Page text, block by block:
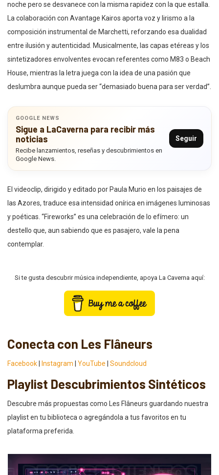
noche pero se desvanece con la misma rapidez con la que estalla.
La colaboración con Avantage Kairos aporta voz y lirismo a la
composición instrumental de Marchetti, reforzando esa dualidad
entre ilusión y autenticidad. Musicalmente, las capas etéreas y los
sintetizadores envolventes evocan referentes como M83 o Beach
House, mientras la letra juega con la idea de una pasión que
deslumbra aunque pueda ser “demasiado buena para ser verdad”.
GOOGLE NEWS
Sigue a LaCaverna para recibir más
noticias
Recibe lanzamientos, reseñas y descubrimientos en
Google News.
Seguir
El videoclip, dirigido y editado por Paula Murio en los paisajes de
las Azores, traduce esa intensidad onírica en imágenes luminosas
y poéticas. “Fireworks” es una celebración de lo efímero: un
destello que, aun sabiendo que es pasajero, vale la pena
contemplar.
Si te gusta descubrir música independiente, apoya La Caverna aquí:
Conecta con Les Flâneurs
Facebook Instagram YouTube Soundcloud
Playlist Descubrimientos Sintéticos
Descubre más propuestas como Les Flâneurs guardando nuestra
playlist en tu biblioteca o agregándola a tus favoritos en tu
plataforma preferida.